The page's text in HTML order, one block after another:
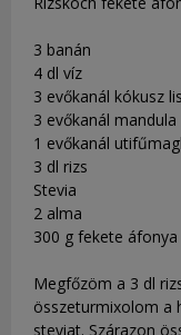
3 banán
4 dl víz
3 evőkanál kókusz
3 evőkanál mandula
1 evőkanál
3 dl rizs
Stevia
2 alma
300 g fekete áfonya
Megfőzöm a 3 dl
összeturmixolom a
steviat. Szárazon